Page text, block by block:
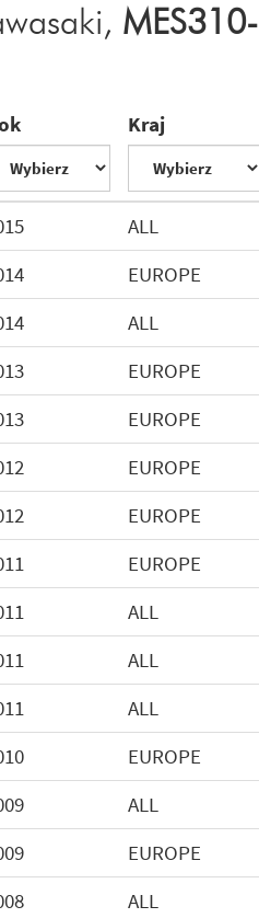
MES310-
Kraj
ALL
EUROPE
ALL
EUROPE
EUROPE
EUROPE
EUROPE
EUROPE
ALL
ALL
ALL
EUROPE
ALL
EUROPE
ALL